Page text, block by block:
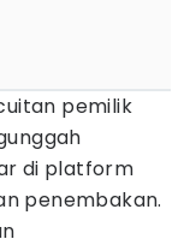
pemilik
di platform
penembakan.